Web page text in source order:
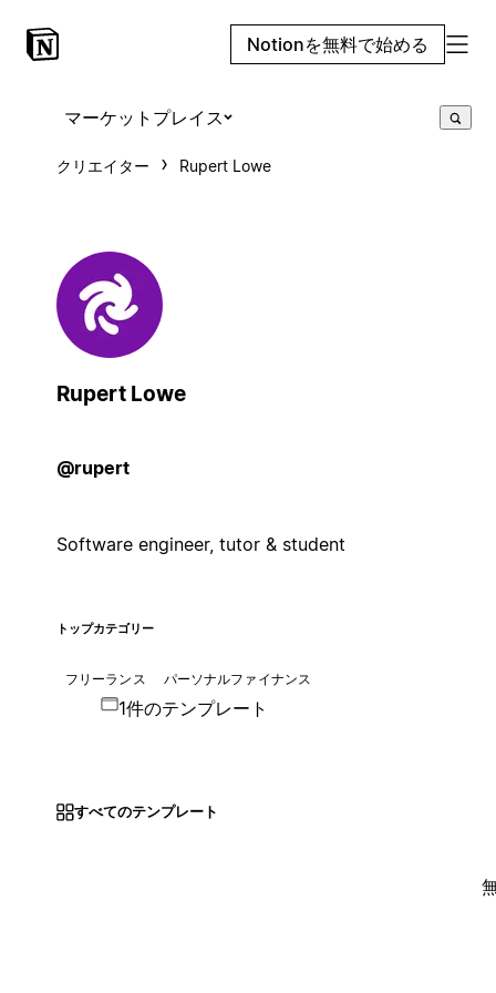
Notionを無料で始める
マーケットプレイス
クリエイター Rupert Lowe
Rupert Lowe
@rupert
Software engineer, tutor & student
トップカテゴリー
フリーランス パーソナルファイナンス
1件のテンプレート
すべてのテンプレート